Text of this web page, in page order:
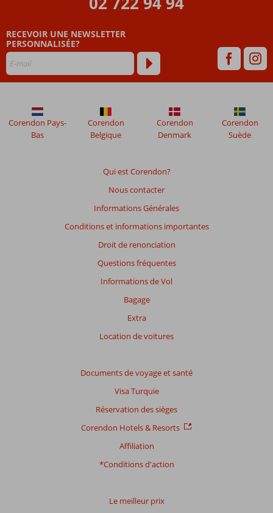
datant
de
48
ne
sont
plus
RECEVOIR UNE NEWSLETTER
PERSONNALISÉE?
Qui est Corendon?
Nous contacter
Informations Générales
Conditions et informations importantes
Droit de renonciation
Questions fréquentes
Informations de Vol
Bagage
Extra
Location de voitures
Documents de voyage et santé
Visa Turquie
Réservation des sièges
Corendon Hotels & Resorts
Affiliation
*Conditions d'action
Le meilleur prix
Corendon Pays-
Bas
Corendon
Belgique
Corendon
Denmark
Corendon
Suède